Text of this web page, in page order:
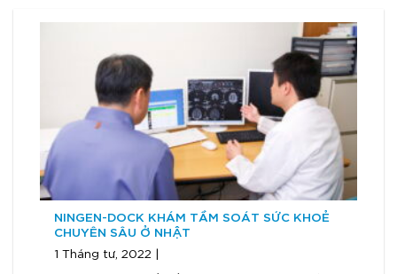
NINGEN-DOCK KHÁM TẦM SOÁT SỨC KHOẺ
CHUYÊN SÂU Ở NHẬT
1 Tháng tư, 2022 |